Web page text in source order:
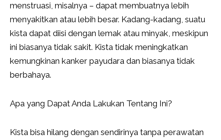
menstruasi, misalnya – dapat membuatnya lebih
menyakitkan atau lebih besar. Kadang-kadang, suatu
kista dapat diisi dengan lemak atau minyak, meskipun
ini biasanya tidak sakit. Kista tidak meningkatkan
kemungkinan kanker payudara dan biasanya tidak
berbahaya.
Apa yang Dapat Anda Lakukan Tentang Ini?
Kista bisa hilang dengan sendirinya tanpa perawatan